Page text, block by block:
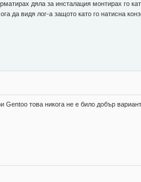
дяла за инсталация монтирах го
да видя лог-а защото като го натисна
това никога не е било добър